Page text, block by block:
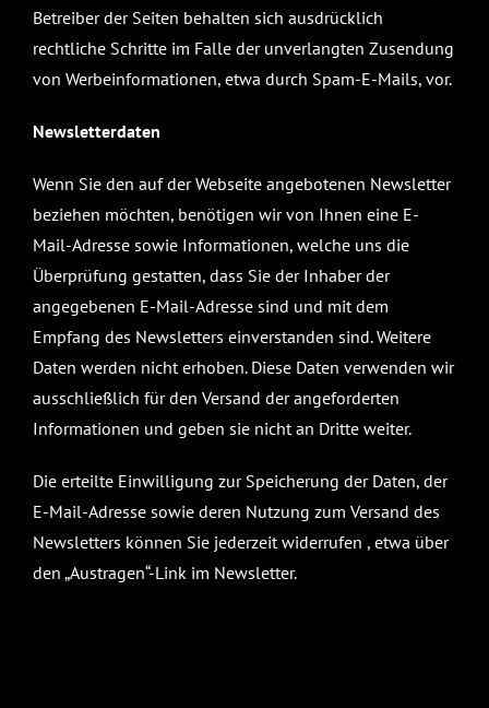
Betreiber der Seiten behalten sich ausdrücklich
rechtliche Schritte im Falle der unverlangten Zusendung
von Werbeinformationen, etwa durch Spam-E-Mails, vor.
Newsletterdaten
Wenn Sie den auf der Webseite angebotenen Newsletter
beziehen möchten, benötigen wir von Ihnen eine E-
Mail-Adresse sowie Informationen, welche uns die
Überprüfung gestatten, dass Sie der Inhaber der
angegebenen E-Mail-Adresse sind und mit dem
Empfang des Newsletters einverstanden sind. Weitere
Daten werden nicht erhoben. Diese Daten verwenden wir
ausschließlich für den Versand der angeforderten
Informationen und geben sie nicht an Dritte weiter.
Die erteilte Einwilligung zur Speicherung der Daten, der
E-Mail-Adresse sowie deren Nutzung zum Versand des
Newsletters können Sie jederzeit widerrufen , etwa über
den „Austragen“-Link im Newsletter.